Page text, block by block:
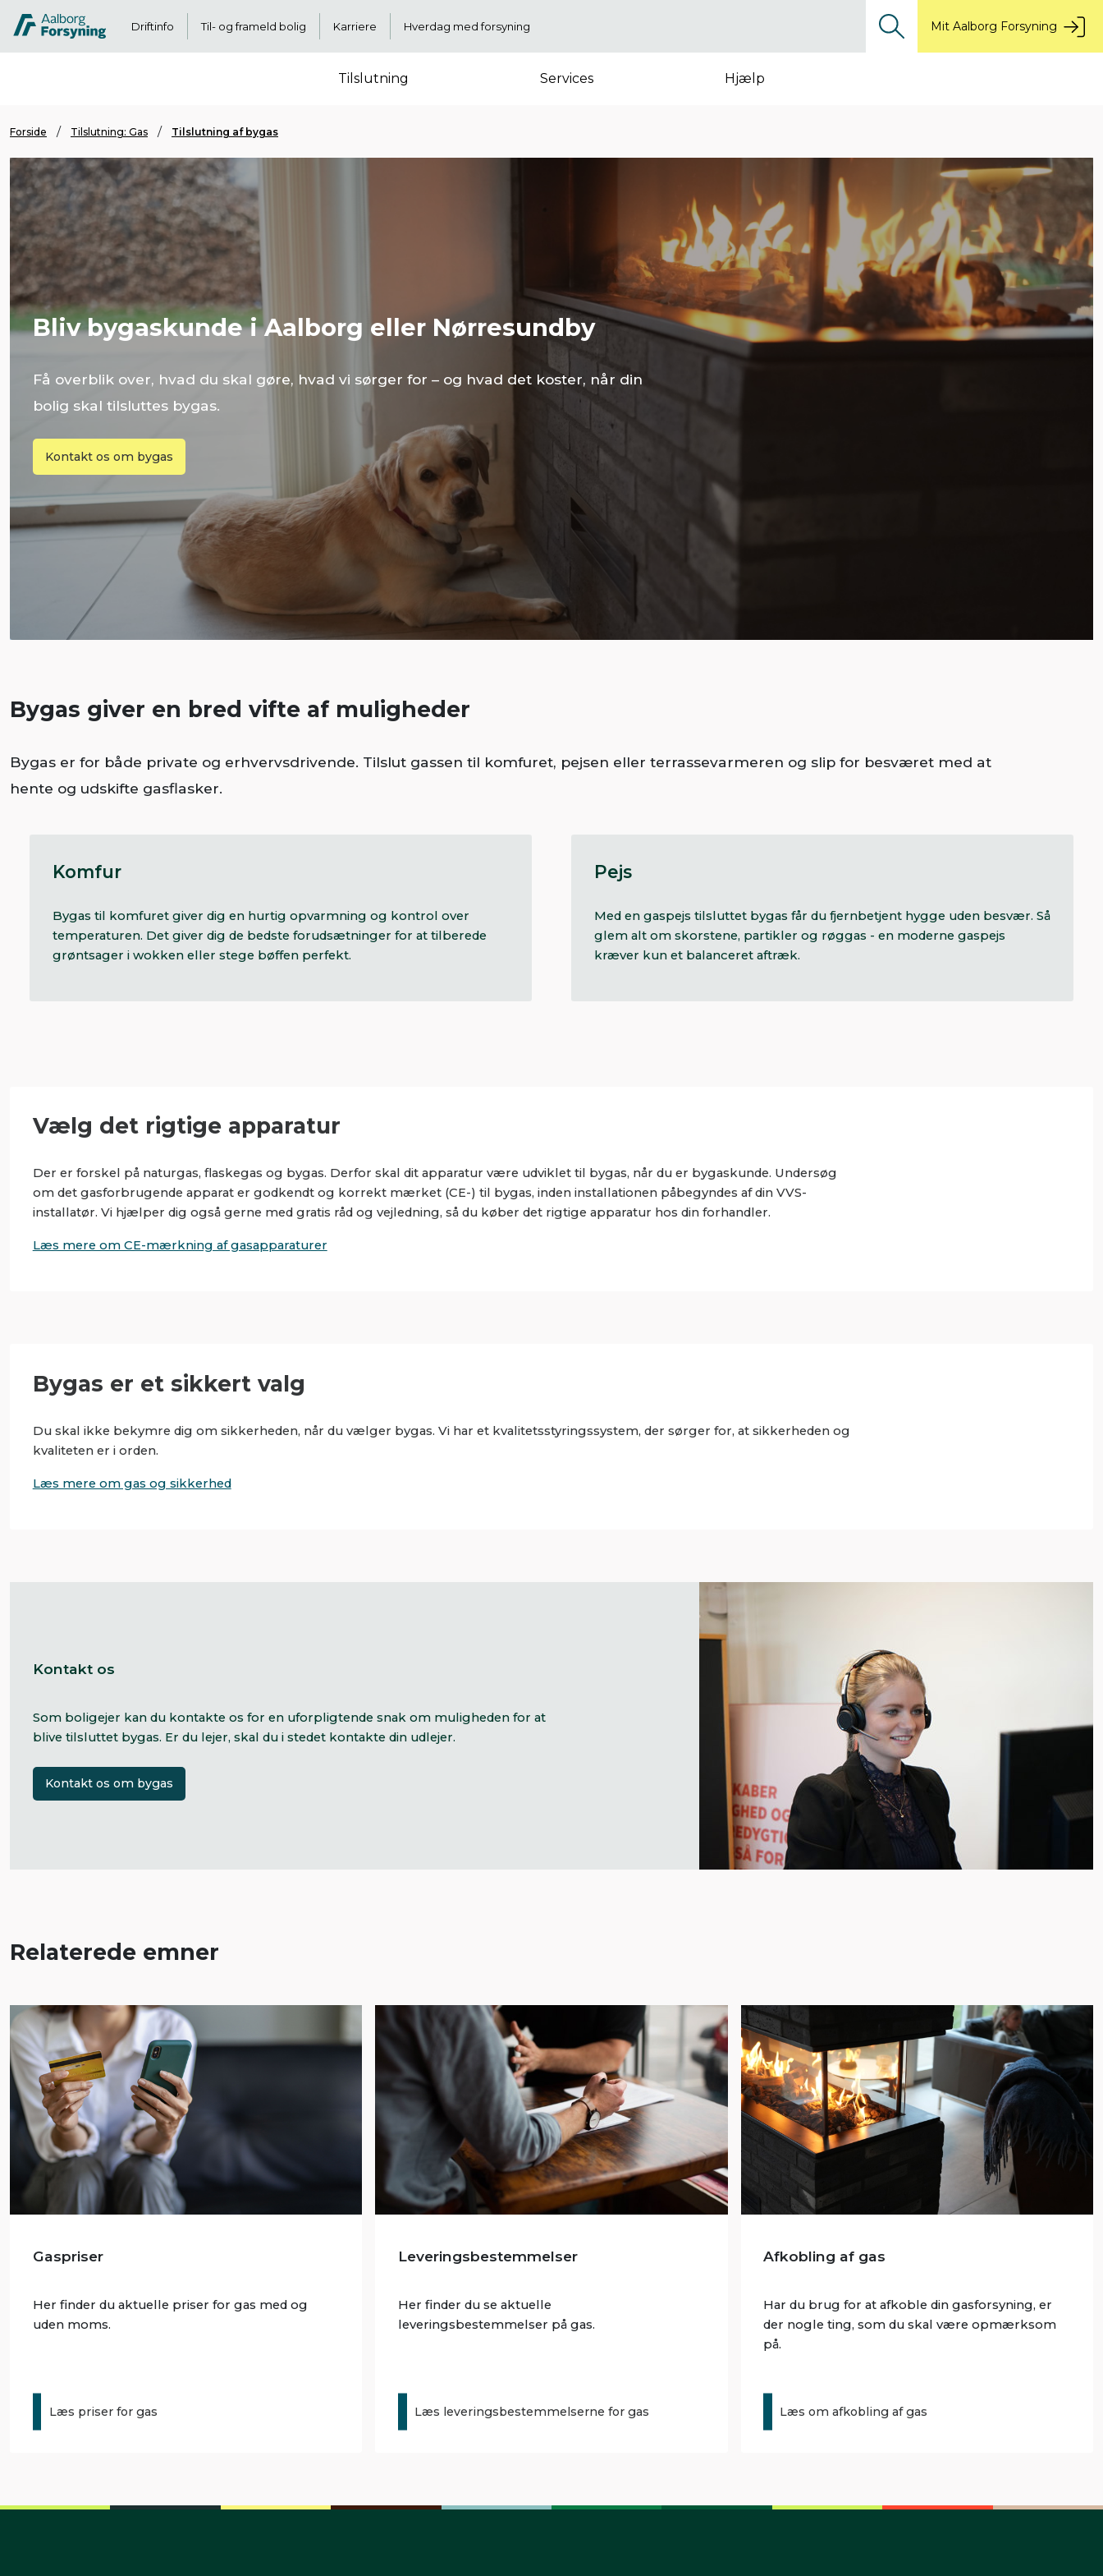
Driftinfo Til- og frameld bolig Karriere Hverdag med forsyning Mit Aalborg Forsyning
Tilslutning Services Hjælp
Forside Tilslutning: Gas Tilslutning af bygas
Bliv bygaskunde i Aalborg eller Nørresundby
Få overblik over, hvad du skal gøre, hvad vi sørger for – og hvad det koster, når din
bolig skal tilsluttes bygas.
Kontakt os om bygas
Bygas giver en bred vifte af muligheder
Bygas er for både private og erhvervsdrivende. Tilslut gassen til komfuret, pejsen eller terrassevarmeren og slip for besværet med at
hente og udskifte gasflasker.
Komfur
Bygas til komfuret giver dig en hurtig opvarmning og kontrol over
temperaturen. Det giver dig de bedste forudsætninger for at tilberede
grøntsager i wokken eller stege bøffen perfekt.
Pejs
Med en gaspejs tilsluttet bygas får du fjernbetjent hygge uden besvær. Så
glem alt om skorstene, partikler og røggas - en moderne gaspejs
kræver kun et balanceret aftræk.
Vælg det rigtige apparatur
Der er forskel på naturgas, flaskegas og bygas. Derfor skal dit apparatur være udviklet til bygas, når du er bygaskunde. Undersøg
om det gasforbrugende apparat er godkendt og korrekt mærket (CE-) til bygas, inden installationen påbegyndes af din VVS-
installatør. Vi hjælper dig også gerne med gratis råd og vejledning, så du køber det rigtige apparatur hos din forhandler.
Læs mere om CE-mærkning af gasapparaturer
Bygas er et sikkert valg
Du skal ikke bekymre dig om sikkerheden, når du vælger bygas. Vi har et kvalitetsstyringssystem, der sørger for, at sikkerheden og
kvaliteten er i orden.
Læs mere om gas og sikkerhed
Kontakt os
Som boligejer kan du kontakte os for en uforpligtende snak om muligheden for at
blive tilsluttet bygas. Er du lejer, skal du i stedet kontakte din udlejer.
Kontakt os om bygas
Relaterede emner
Gaspriser
Her finder du aktuelle priser for gas med og
uden moms.
Læs priser for gas
Leveringsbestemmelser
Her finder du se aktuelle
leveringsbestemmelser på gas.
Læs leveringsbestemmelserne for gas
Afkobling af gas
Har du brug for at afkoble din gasforsyning, er
der nogle ting, som du skal være opmærksom
på.
Læs om afkobling af gas